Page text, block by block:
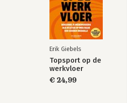
Erik Giebels
Topsport op de
werkvloer
€ 24,99